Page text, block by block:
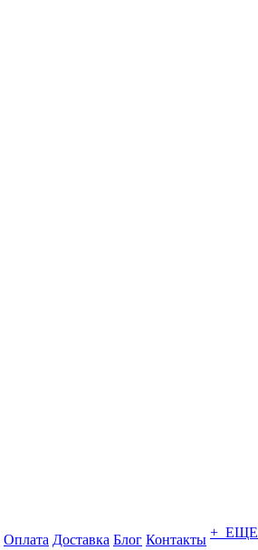
Оплата Доставка Блог Контакты + ЕЩЕ